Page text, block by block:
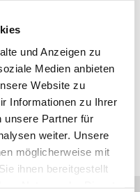
und Anzeigen zu
Medien anbieten
Website zu
Informationen zu Ihrer
unsere Partner für
weiter. Unsere
möglicherweise mit
ihnen bereitgestellt
haben wir
Raumausstatter
polstern und dekorieren
Ansprechpartner für
planen und realisieren
Bedürfnissen.
Michael Weiher.